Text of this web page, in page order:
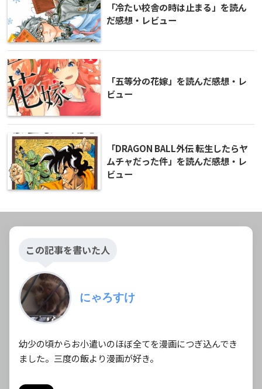
「冷たい校舎の時は止まる」を読ん
だ感想・レビュー
「五等分の花嫁」を読んだ感想・レ
ビュー
「DRAGON BALL外伝 転生したらヤ
ムチャだった件」を読んだ感想・レ
ビュー
この記事を書いた人
にゃろすけ
幼少の頃からお小遣いのほぼ全てを漫画につぎ込んでき
ました。三度の飯より漫画が好き。